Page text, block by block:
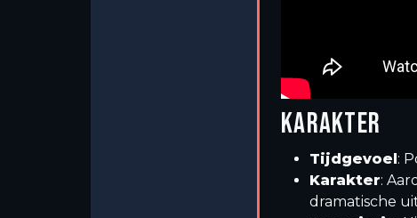
KARAKTER
Tijdgevoel:
Karakter:
dramatische